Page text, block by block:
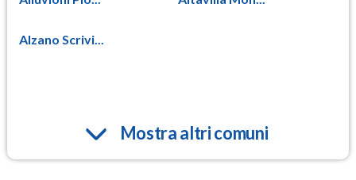
Alzano Scrivi...
Mostra altri comuni